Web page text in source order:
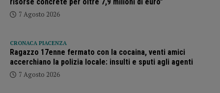
7 Agosto 2026
CRONACA PIACENZA
Ragazzo 17enne fermato con la cocaina, venti amici
accerchiano la polizia locale: insulti e sputi agli agenti
7 Agosto 2026